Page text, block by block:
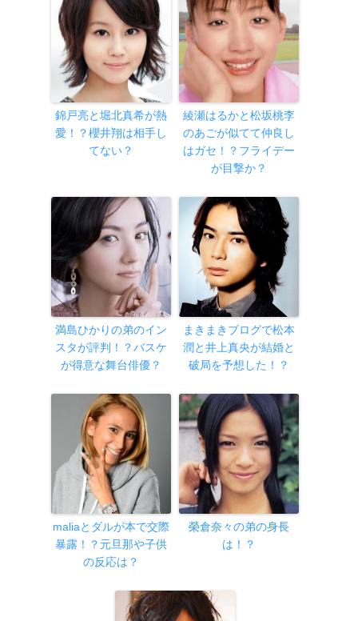
錦戸亮と堀北真希が熱
愛！？櫻井翔は相手し
てない？
綾瀬はるかと松坂桃李
のあごが似てて仲良し
はガセ！？フライデー
が目撃か？
満島ひかりの弟のイン
スタが評判！？バスケ
が得意な舞台俳優？
まきまきブログで松本
潤と井上真央が結婚と
破局を予想した！？
maliaとダルが本で交際
暴露！？元旦那や子供
の反応は？
榮倉奈々の弟の身長
は！？